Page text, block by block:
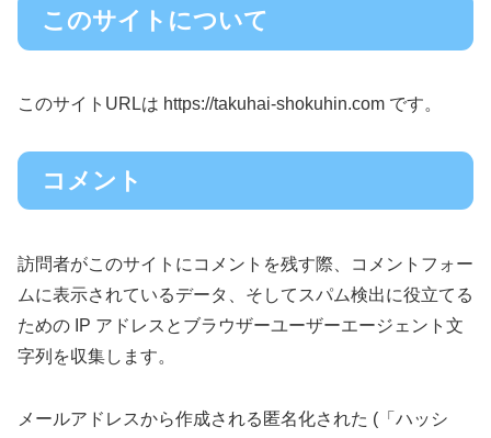
このサイトについて
このサイトURLは https://takuhai-shokuhin.com です。
コメント
訪問者がこのサイトにコメントを残す際、コメントフォー
ムに表示されているデータ、そしてスパム検出に役立てる
ための IP アドレスとブラウザーユーザーエージェント文
字列を収集します。
メールアドレスから作成される匿名化された (「ハッシ